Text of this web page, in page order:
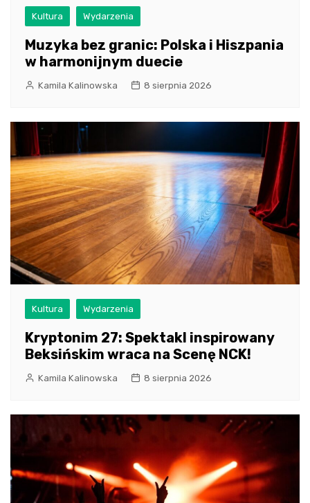
Kultura Wydarzenia
Muzyka bez granic: Polska i Hiszpania
w harmonijnym duecie
Kamila Kalinowska 8 sierpnia 2026
Kultura Wydarzenia
Kryptonim 27: Spektakl inspirowany
Beksińskim wraca na Scenę NCK!
Kamila Kalinowska 8 sierpnia 2026